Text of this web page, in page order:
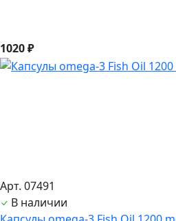
1020 ₽
Арт. 07491
В наличии